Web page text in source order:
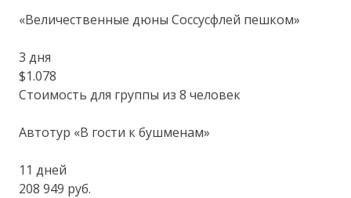
«Величественные дюны Соссусфлей пешком»
3 дня
$1.078
Стоимость для группы из 8 человек
Автотур «В гости к бушменам»
11 дней
208 949 руб.